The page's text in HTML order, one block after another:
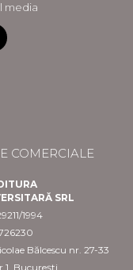
media
COMERCIALE
SRL
1994
Bălcescu nr. 27-33
1, București